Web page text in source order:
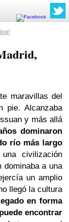
maravillas del
pie. Alcanzaba
y más allá
dominaron
río más largo
civilización
dominaba a una
un amplio
llegó la cultura
en forma
encontrar